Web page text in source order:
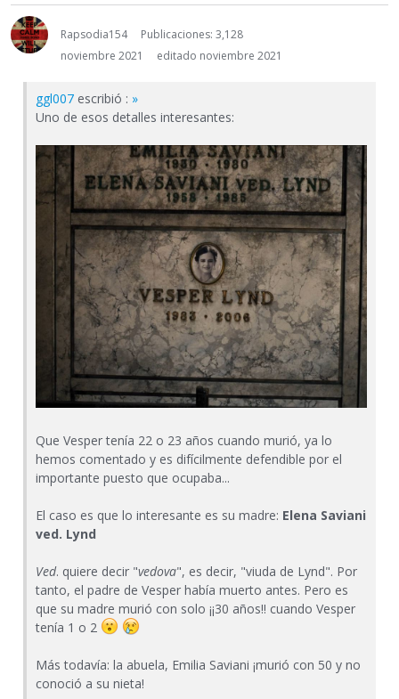
Rapsodia154
Publicaciones: 3,128
noviembre 2021
editado noviembre 2021
ggl007 escribió : »
Uno de esos detalles interesantes:
Que Vesper tenía 22 o 23 años cuando murió, ya lo
hemos comentado y es difícilmente defendible por el
importante puesto que ocupaba...
El caso es que lo interesante es su madre: Elena Saviani
ved. Lynd
Ved. quiere decir "vedova", es decir, "viuda de Lynd". Por
tanto, el padre de Vesper había muerto antes. Pero es
que su madre murió con solo ¡¡30 años!! cuando Vesper
tenía 1 o 2
Más todavía: la abuela, Emilia Saviani ¡murió con 50 y no
conoció a su nieta!